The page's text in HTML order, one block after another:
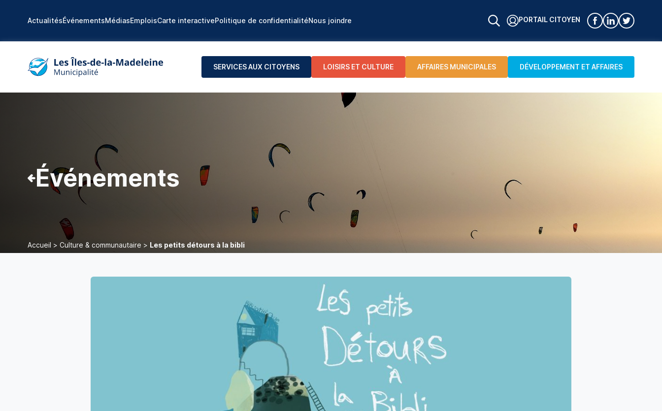
ActualitésÉvénementsMédiasEmploisCarte interactivePolitique de confidentialitéNous joindre PORTAIL CITOYEN
SERVICES AUX CITOYENS LOISIRS ET CULTURE AFFAIRES MUNICIPALES DÉVELOPPEMENT ET AFFAIRES
Événements
Accueil > Culture & communautaire > Les petits détours à la bibli